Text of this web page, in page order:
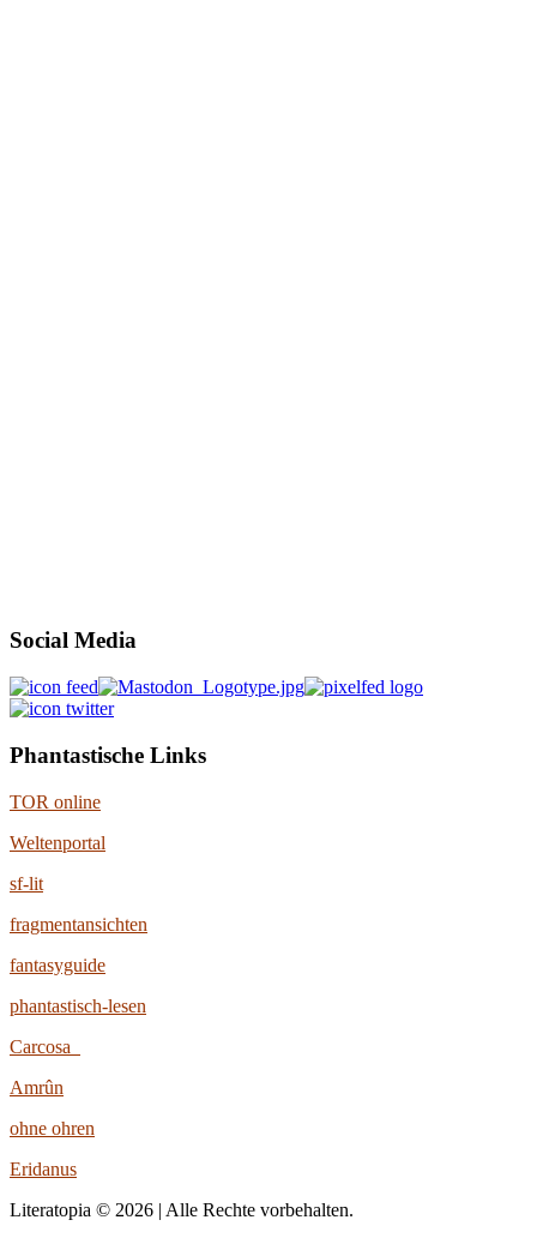
Social Media
Phantastische Links
TOR online
Weltenportal
sf-lit
fragmentansichten
fantasyguide
phantastisch-lesen
Carcosa
Amrûn
ohne ohren
Eridanus
Literatopia © 2026 | Alle Rechte vorbehalten.